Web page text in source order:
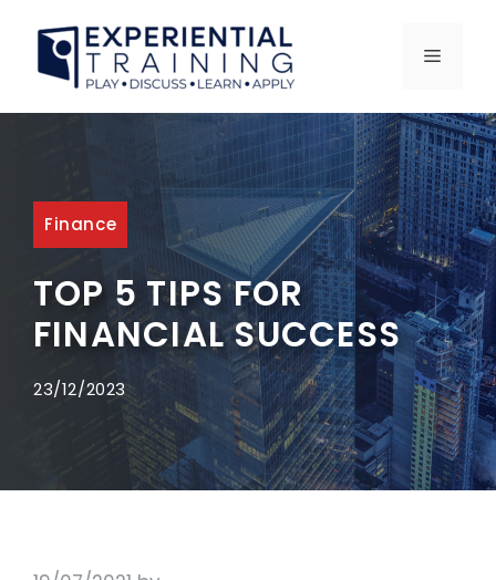
content
MENU
Finance
TOP 5 TIPS FOR
FINANCIAL SUCCESS
23/12/2023